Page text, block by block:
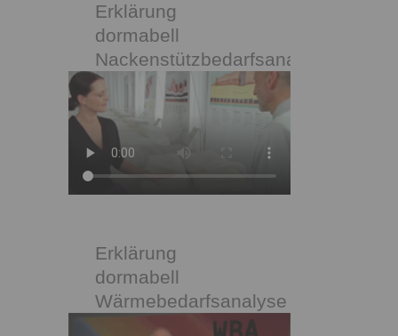
Erklärung
dormabell
Nackenstützbedarfsanalyse
Erklärung
dormabell
Wärmebedarfsanalyse